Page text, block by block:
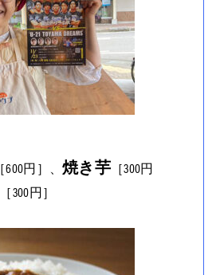
［600円］、焼き芋 ［300円
［300円］